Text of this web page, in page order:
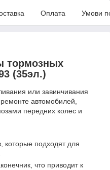
Оплата Умови
тормозных
(35эл.)
или завинчивания
автомобилей,
передних колес и
которые подходят для
что приводит к